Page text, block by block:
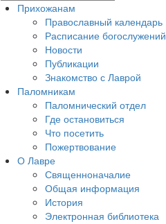
Прихожанам
Православный календарь
Расписание богослужений
Новости
Публикации
Знакомство с Лаврой
Паломникам
Паломнический отдел
Где остановиться
Что посетить
Пожертвование
О Лавре
Священноначалие
Общая информация
История
Электронная библиотека